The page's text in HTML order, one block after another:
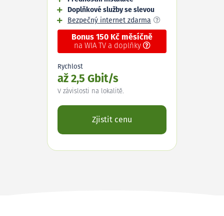
Doplňkové služby se slevou
Bezpečný internet zdarma
Bonus 150 Kč měsíčně
na WIA TV a doplňky
Rychlost
až 2,5 Gbit/s
V závislosti na lokalitě.
Zjistit cenu